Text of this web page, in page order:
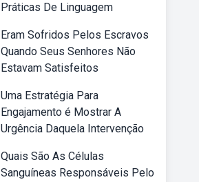
Práticas De Linguagem
Eram Sofridos Pelos Escravos
Quando Seus Senhores Não
Estavam Satisfeitos
Uma Estratégia Para
Engajamento é Mostrar A
Urgência Daquela Intervenção
Quais São As Células
Sanguíneas Responsáveis Pelo